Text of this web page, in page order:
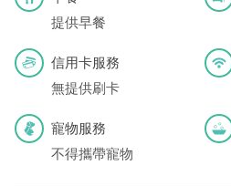
提供早餐
信用卡服務
無提供刷卡
寵物服務
不得攜帶寵物